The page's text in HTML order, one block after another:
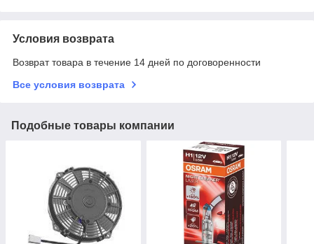
Условия возврата
Возврат товара в течение 14 дней по договоренности
Все условия возврата
Подобные товары компании